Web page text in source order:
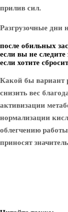
прилив сил.
Разгрузочные дни
после обильных
если вы не
если хотите
Какой бы вариант
снизить вес
активизации
нормализации
облегчению
приносят